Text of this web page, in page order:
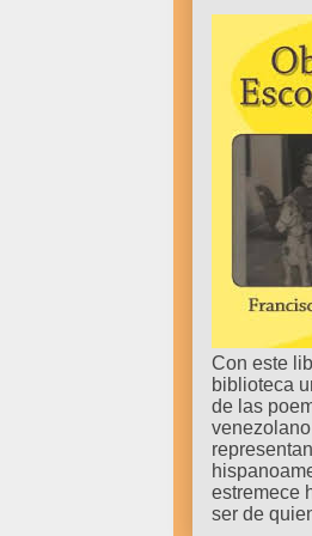
Con este
biblioteca
de las
estremece
ser de